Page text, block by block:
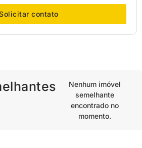
contato
Nenhum imóvel
semelhante
encontrado no
momento.